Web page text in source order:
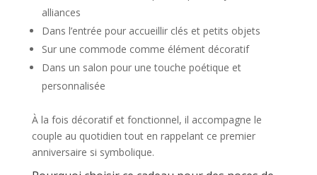
alliances
Dans l’entrée pour accueillir clés et petits objets
Sur une commode comme élément décoratif
Dans un salon pour une touche poétique et
personnalisée
À la fois décoratif et fonctionnel, il accompagne le
couple au quotidien tout en rappelant ce premier
anniversaire si symbolique.